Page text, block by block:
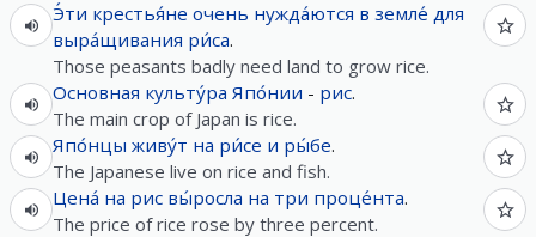
Э́ти крестья́не очень нужда́ются в земле́ для
выра́щивания ри́са.
Those peasants badly need land to grow rice.
Основная культу́ра Япо́нии - рис.
The main crop of Japan is rice.
Япо́нцы живу́т на ри́се и ры́бе.
The Japanese live on rice and fish.
Цена́ на рис вы́росла на три проце́нта.
The price of rice rose by three percent.